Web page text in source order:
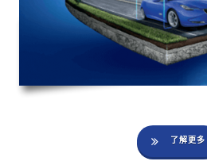
了解更多